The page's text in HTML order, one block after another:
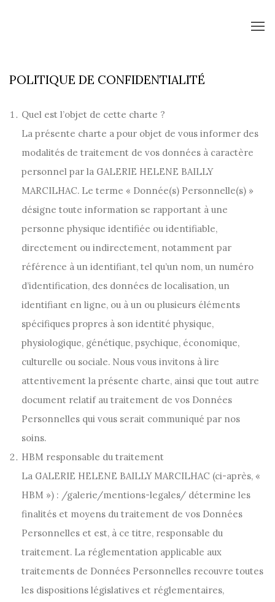
POLITIQUE DE CONFIDENTIALITÉ
Quel est l’objet de cette charte ?
La présente charte a pour objet de vous informer des
modalités de traitement de vos données à caractère
personnel par la GALERIE HELENE BAILLY
MARCILHAC. Le terme « Donnée(s) Personnelle(s) »
désigne toute information se rapportant à une
personne physique identifiée ou identifiable,
directement ou indirectement, notamment par
référence à un identifiant, tel qu’un nom, un numéro
d’identification, des données de localisation, un
identifiant en ligne, ou à un ou plusieurs éléments
spécifiques propres à son identité physique,
physiologique, génétique, psychique, économique,
culturelle ou sociale. Nous vous invitons à lire
attentivement la présente charte, ainsi que tout autre
document relatif au traitement de vos Données
Personnelles qui vous serait communiqué par nos
soins.
HBM responsable du traitement
La GALERIE HELENE BAILLY MARCILHAC (ci-après, «
HBM ») : /galerie/mentions-legales/ détermine les
finalités et moyens du traitement de vos Données
Personnelles et est, à ce titre, responsable du
traitement. La réglementation applicable aux
traitements de Données Personnelles recouvre toutes
les dispositions législatives et réglementaires,